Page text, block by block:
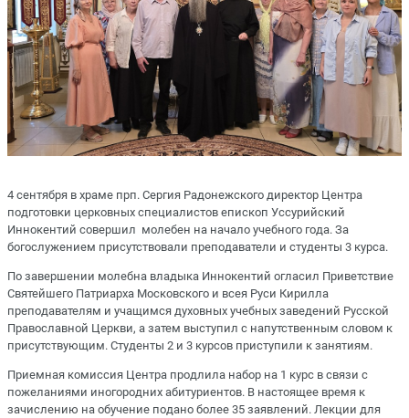
4 сентября в храме прп. Сергия Радонежского директор Центра
подготовки церковных специалистов епископ Уссурийский
Иннокентий совершил молебен на начало учебного года. За
богослужением присутствовали преподаватели и студенты 3 курса.
По завершении молебна владыка Иннокентий огласил Приветствие
Святейшего Патриарха Московского и всея Руси Кирилла
преподавателям и учащимся духовных учебных заведений Русской
Православной Церкви, а затем выступил с напутственным словом к
присутствующим. Студенты 2 и 3 курсов приступили к занятиям.
Приемная комиссия Центра продлила набор на 1 курс в связи с
пожеланиями иногородних абитуриентов. В настоящее время к
зачислению на обучение подано более 35 заявлений. Лекции для